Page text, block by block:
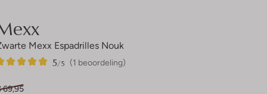
Mexx Espadrilles Nouk
(1 beoordeling)
5/5
69,95